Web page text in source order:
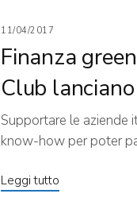
11/04/2017
Finanza
Club
Supportare le aziende
know-how per poter
Leggi tutto